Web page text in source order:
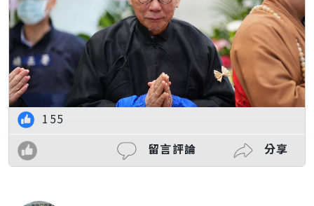
155
留言評論
分享